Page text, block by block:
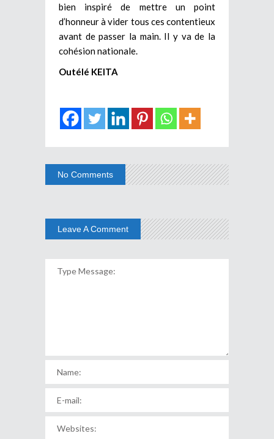
bien inspiré de mettre un point
d’honneur à vider tous ces contentieux
avant de passer la main. Il y va de la
cohésion nationale.
Outélé KEITA
No Comments
Leave A Comment